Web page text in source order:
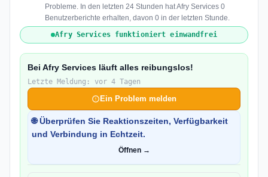
Probleme. In den letzten 24 Stunden hat Afry Services 0
Benutzerberichte erhalten, davon 0 in der letzten Stunde.
Afry Services funktioniert einwandfrei
Bei Afry Services läuft alles reibungslos!
Letzte Meldung: vor 4 Tagen
Ein Problem melden
🌐 Überprüfen Sie Reaktionszeiten, Verfügbarkeit
und Verbindung in Echtzeit.
Öffnen →